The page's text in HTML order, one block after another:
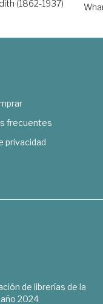
(1862-1937)
frecuentes
privacidad
de librerías de la
2024